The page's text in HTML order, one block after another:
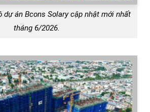
dự án Bcons Solary cập nhật mới nhất
tháng 6/2026.